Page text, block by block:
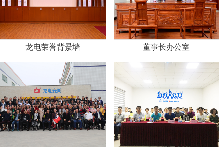
龙电荣誉背景墙 董事长办公室